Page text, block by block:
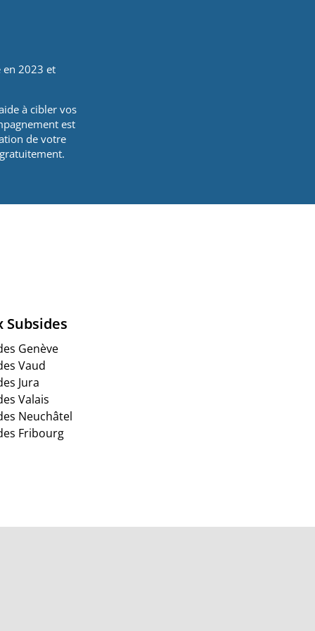
en 2023 et
à cibler vos
est
de votre
Genève
Vaud
Jura
Valais
Neuchâtel
Fribourg